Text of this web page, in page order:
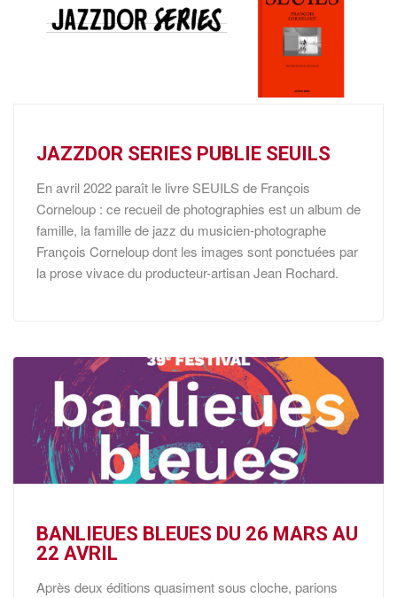
JAZZDOR SERIES PUBLIE SEUILS
En avril 2022 paraît le livre SEUILS de François
Corneloup : ce recueil de photographies est un album de
famille, la famille de jazz du musicien-photographe
François Corneloup dont les images sont ponctuées par
la prose vivace du producteur-artisan Jean Rochard.
BANLIEUES BLEUES DU 26 MARS AU
22 AVRIL
Après deux éditions quasiment sous cloche, parions